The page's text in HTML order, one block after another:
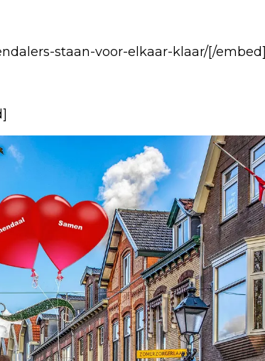
staan-voor-elkaar-klaar/[/embed]